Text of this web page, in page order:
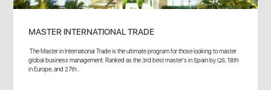
MASTER INTERNATIONAL TRADE
The Master in International Trade is the ultimate program for those looking to master
global business management. Ranked as the 3rd best master's in Spain by QS, 18th
in Europe, and 27th...